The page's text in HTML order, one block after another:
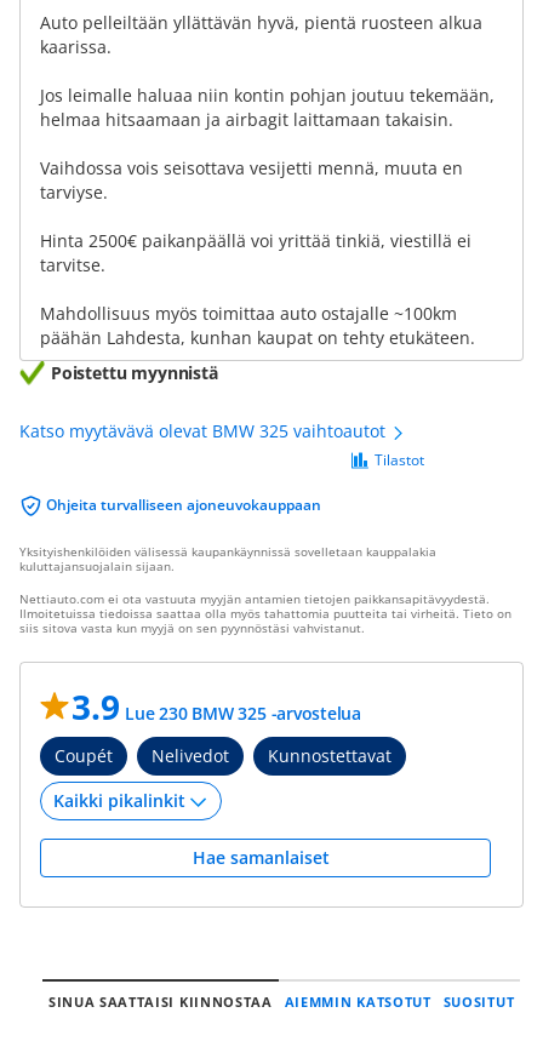
Auto pelleiltään yllättävän hyvä, pientä ruosteen alkua
kaarissa.
Jos leimalle haluaa niin kontin pohjan joutuu tekemään,
helmaa hitsaamaan ja airbagit laittamaan takaisin.
Vaihdossa vois seisottava vesijetti mennä, muuta en
tarviyse.
Hinta 2500€ paikanpäällä voi yrittää tinkiä, viestillä ei
tarvitse.
Mahdollisuus myös toimittaa auto ostajalle ~100km
päähän Lahdesta, kunhan kaupat on tehty etukäteen.
Poistettu myynnistä
Katso myytävävä olevat BMW 325 vaihtoautot
Ohjeita turvalliseen ajoneuvokauppaan
Tilastot
Yksityishenkilöiden välisessä kaupankäynnissä sovelletaan kauppalakia
kuluttajansuojalain sijaan.
Nettiauto.com ei ota vastuuta myyjän antamien tietojen paikkansapitävyydestä.
Ilmoitetuissa tiedoissa saattaa olla myös tahattomia puutteita tai virheitä. Tieto on
siis sitova vasta kun myyjä on sen pyynnöstäsi vahvistanut.
3.9 Lue 230 BMW 325 -arvostelua
Coupét
Nelivedot Kunnostettavat
Hae samanlaiset
SINUA SAATTAISI KIINNOSTAA AIEMMIN KATSOTUT SUOSITUT